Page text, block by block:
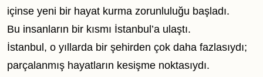
içinse yeni bir hayat kurma zorunluluğu başladı.
Bu insanların bir kısmı İstanbul’a ulaştı.
İstanbul, o yıllarda bir şehirden çok daha fazlasıydı;
parçalanmış hayatların kesişme noktasıydı.